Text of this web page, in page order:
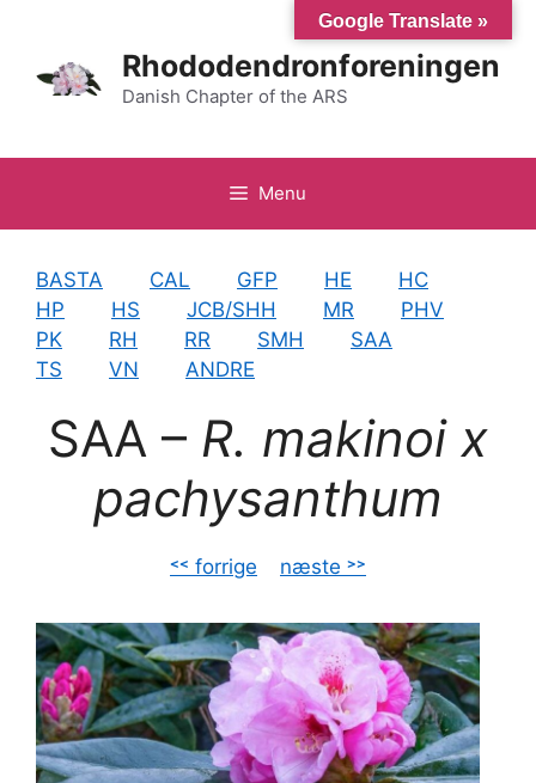
indhold
Rhododendronforeningen
Danish Chapter of the ARS
Menu
BASTA CAL GFP HE
HC
HP
HS JCB/SHH MR
PHV
PK
RH RR SMH
SAA
TS
VN ANDRE
SAA – R. makinoi x
pachysanthum
˂˂ forrige næste ˃˃
Google Translate »